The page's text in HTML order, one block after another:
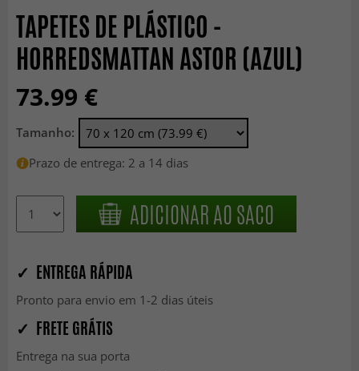
TAPETES DE PLÁSTICO -
HORREDSMATTAN ASTOR (AZUL)
73.99 €
Tamanho:
Prazo de entrega: 2 a 14 dias
ADICIONAR AO SACO
✓ ENTREGA RÁPIDA
Pronto para envio em 1-2 dias úteis
✓ FRETE GRÁTIS
Entrega na sua porta